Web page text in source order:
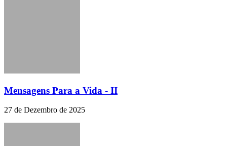
Mensagens Para a Vida - II
27 de Dezembro de 2025